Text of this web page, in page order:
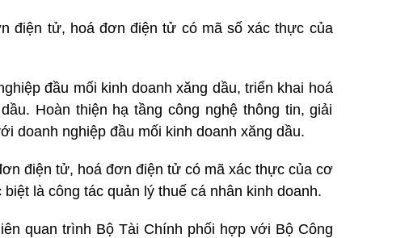
điện tử, hoá đơn điện tử có mã số xác thực của
đầu mối kinh doanh xăng dầu, triển khai hoá
Hoàn thiện hạ tầng công nghệ thông tin, giải
doanh nghiệp đầu mối kinh doanh xăng dầu.
điện tử, hoá đơn điện tử có mã xác thực của cơ
là công tác quản lý thuế cá nhân kinh doanh.
quan trình Bộ Tài Chính phối hợp với Bộ Công